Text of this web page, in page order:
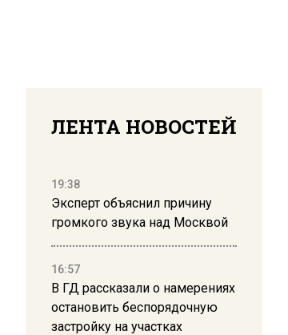
ЛЕНТА НОВОСТЕЙ
19:38
Эксперт объяснил причину
громкого звука над Москвой
16:57
В ГД рассказали о намерениях
остановить беспорядочную
застройку на участках